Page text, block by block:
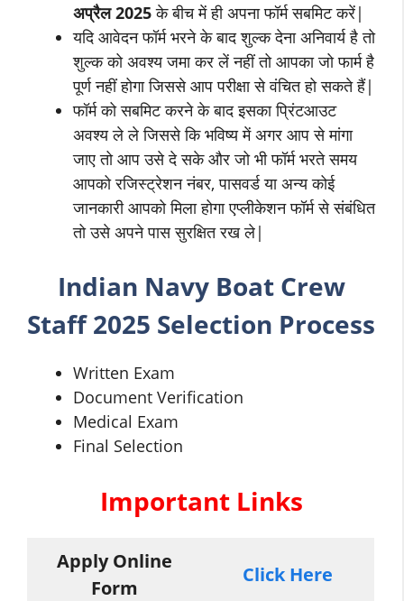
अप्रैल 2025के बीच में ही अपना फॉर्म सबमिट करें|
यदि आवेदन फॉर्म भरने के बाद शुल्क देना अनिवार्य है तो
शुल्क को अवश्य जमा कर लें नहीं तो आपका जो फार्म है
पूर्ण नहीं होगा जिससे आप परीक्षा से वंचित हो सकते हैं|
फॉर्म को सबमिट करने के बाद इसका प्रिंटआउट
अवश्य ले ले जिससे कि भविष्य में अगर आप से मांगा
जाए तो आप उसे दे सके और जो भी फॉर्म भरते समय
आपको रजिस्ट्रेशन नंबर, पासवर्ड या अन्य कोई
जानकारी आपको मिला होगा एप्लीकेशन फॉर्म से संबंधित
तो उसे अपने पास सुरक्षित रख ले|
Indian Navy Boat Crew
Staff2025 Selection Process
Written Exam
Document Verification
Medical Exam
Final Selection
Important Links
Apply Online
Form
Click Here